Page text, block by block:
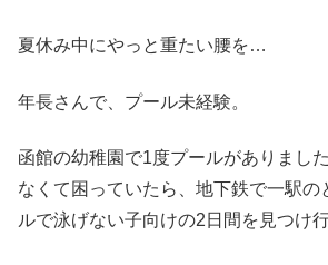
夏休み中にやっと重たい腰を…
年長さんで、プール未経験。
函館の幼稚園で1度プールがありまし
なくて困っていたら、地下鉄で一駅の
ルで泳げない子向けの2日間を見つけ